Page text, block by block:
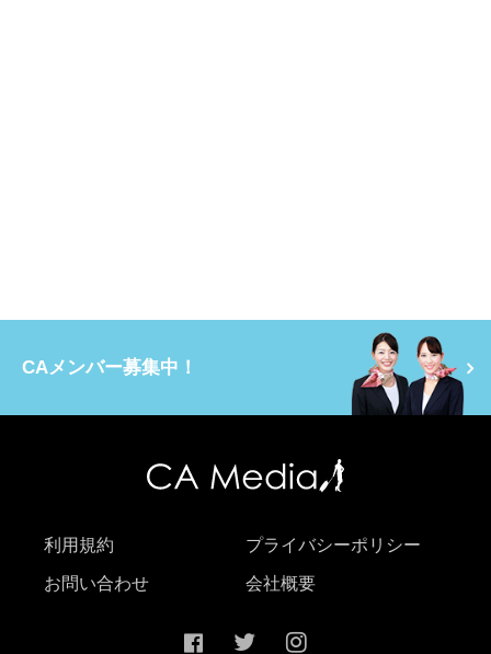
CAメンバー募集中！
利用規約 プライバシーポリシー
お問い合わせ 会社概要